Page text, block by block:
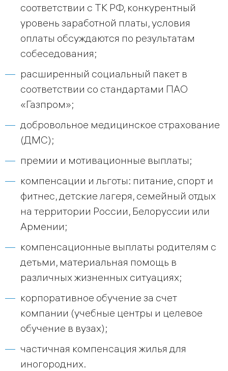
соответствии с ТК РФ, конкурентный
уровень заработной платы, условия
оплаты обсуждаются по результатам
собеседования;
расширенный социальный пакет в
соответствии со стандартами ПАО
«Газпром»;
добровольное медицинское страхование
(ДМС);
премии и мотивационные выплаты;
компенсации и льготы: питание, спорт и
фитнес, детские лагеря, семейный отдых
на территории России, Белоруссии или
Армении;
компенсационные выплаты родителям с
детьми, материальная помощь в
различных жизненных ситуациях;
корпоративное обучение за счет
компании (учебные центры и целевое
обучение в вузах);
частичная компенсация жилья для
иногородних.